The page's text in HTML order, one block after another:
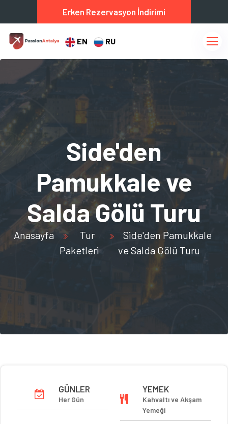
Erken Rezervasyon İndirimi
EN RU
Side'den
Pamukkale ve
Salda Gölü Turu
Anasayfa
Tur
Paketleri
Side'den Pamukkale
ve Salda Gölü Turu
GÜNLER
Her Gün
YEMEK
Kahvaltı ve Akşam
Yemeği